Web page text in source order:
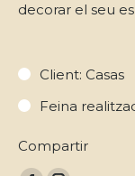
decorar el seu
Client: Casas
Feina
Compartir